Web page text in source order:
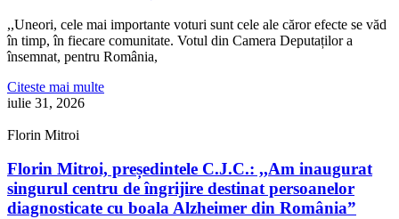
,,Uneori, cele mai importante voturi sunt cele ale căror efecte se văd
în timp, în fiecare comunitate. Votul din Camera Deputaților a
însemnat, pentru România,
Citeste mai multe
iulie 31, 2026
Florin Mitroi
Florin Mitroi, președintele C.J.C.: ,,Am inaugurat
singurul centru de îngrijire destinat persoanelor
diagnosticate cu boala Alzheimer din România”